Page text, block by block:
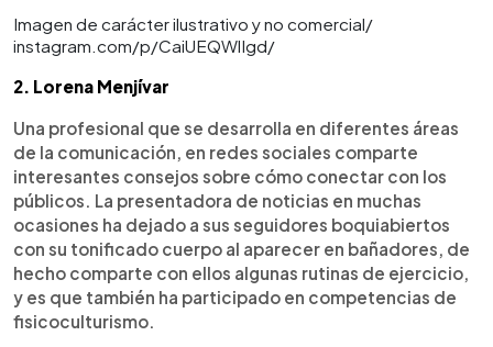
Imagen de carácter ilustrativo y no comercial/
instagram.com/p/CaiUEQWlIgd/
2. Lorena Menjívar
Una profesional que se desarrolla en diferentes áreas
de la comunicación, en redes sociales comparte
interesantes consejos sobre cómo conectar con los
públicos. La presentadora de noticias en muchas
ocasiones ha dejado a sus seguidores boquiabiertos
con su tonificado cuerpo al aparecer en bañadores, de
hecho comparte con ellos algunas rutinas de ejercicio,
y es que también ha participado en competencias de
fisicoculturismo.